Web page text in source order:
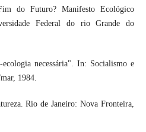
do Futuro? Manifesto Ecológico
Federal do rio Grande do
necessária". In: Socialismo e
1984.
Rio de Janeiro: Nova Fronteira,